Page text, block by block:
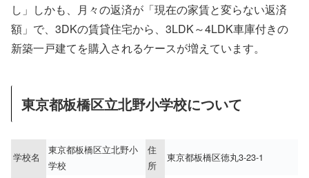
し」しかも、月々の返済が「現在の家賃と変らない返済
額」で、3DKの賃貸住宅から、3LDK～4LDK車庫付きの
新築一戸建てを購入されるケースが増えています。
東京都板橋区立北野小学校について
学校名
東京都板橋区立北野小
学校
住
所
東京都板橋区徳丸3-23-1